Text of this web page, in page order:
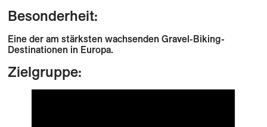
Besonderheit:
Eine der am stärksten wachsenden Gravel-Biking-
Destinationen in Europa.
Zielgruppe: